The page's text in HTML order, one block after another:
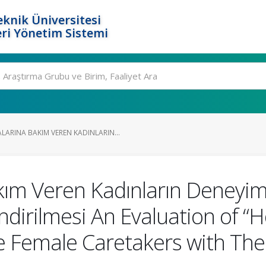
Üniversitesi
Yönetim Sistemi
BAKIM VEREN KADINLARIN...
Veren Kadınların
An Evaluation of
Female Caretakers with